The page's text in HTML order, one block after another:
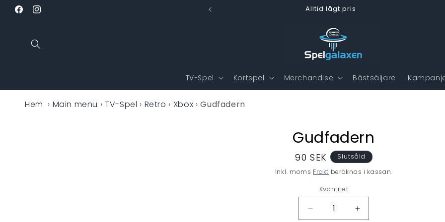
vidare
till
FacebookInstagram
Alltid lågt pris
TV-Spel Kortspel Merchandise Bästsäljare
Hem › Main menu › TV-Spel › Retro › Xbox › Gudfadern
Gudfadern
Ordinarie
pris
90 SEK
Slutsåld
Inkl. moms Frakt beräknas i kassan.
Kvantitet
Minska
Öka